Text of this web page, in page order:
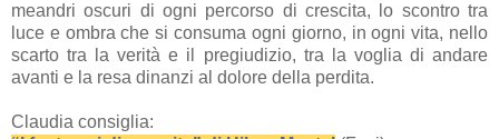
meandri oscuri di ogni percorso di crescita, lo scontro tra
luce e ombra che si consuma ogni giorno, in ogni vita, nello
scarto tra la verità e il pregiudizio, tra la voglia di andare
avanti e la resa dinanzi al dolore della perdita.
Claudia consiglia: